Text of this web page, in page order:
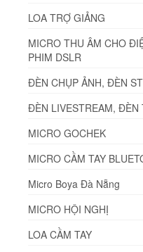
LOA TRỢ GIẢNG
MICRO THU ÂM CHO
PHIM DSLR
ĐÈN CHỤP ẢNH, ĐÈN
ĐÈN LIVESTREAM,
MICRO GOCHEK
MICRO CẦM TAY
Micro Boya Đà Nẵng
MICRO HỘI NGHỊ
LOA CẦM TAY